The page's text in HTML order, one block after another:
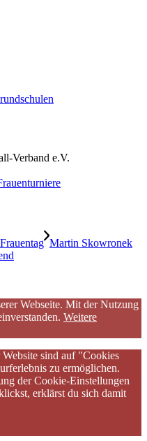
Verband e.V.
Martin Skowronek
Webseite. Mit der Nutzung
Weitere
sind auf "Cookies
zu ermöglichen.
der Cookie-Einstellungen
erklärst du sich damit